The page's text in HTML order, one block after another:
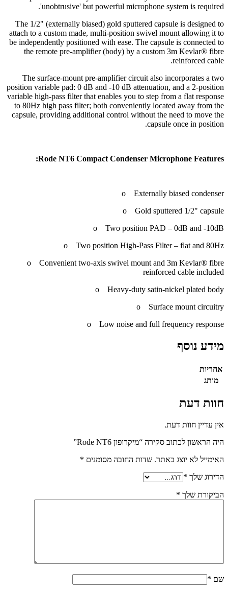
'unobtrusive' but powerful microphone system is required.
The 1/2" (externally biased) gold sputtered capsule is designed to
attach to a custom made, multi-position swivel mount allowing it to
be independently positioned with ease. The capsule is connected to
the remote pre-amplifier (body) by a custom 3m Kevlar® fibre
reinforced cable.
The surface-mount pre-amplifier circuit also incorporates a two
position variable pad: 0 dB and -10 dB attenuation, and a 2-position
variable high-pass filter that enables you to step from a flat response
to 80Hz high pass filter; both conveniently located away from the
capsule, providing additional control without the need to move the
capsule once in position.
Rode NT6 Compact Condenser Microphone Features:
o Externally biased condenser
o Gold sputtered 1/2" capsule
o Two position PAD – 0dB and -10dB
o Two position High-Pass Filter – flat and 80Hz
o Convenient two-axis swivel mount and 3m Kevlar® fibre
reinforced cable included
o Heavy-duty satin-nickel plated body
o Surface mount circuitry
o Low noise and full frequency response
מידע נוסף
אחריות
מותג
חוות דעת
אין עדיין חוות דעת.
היה הראשון לכתוב סקירה “מיקרופון Rode NT6”
האימייל לא יוצג באתר. שדות החובה מסומנים *
הדירוג שלך *
הביקורת שלך *
שם *